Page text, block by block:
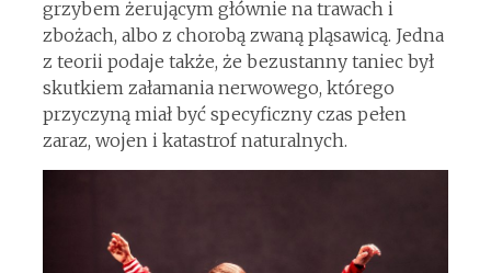
grzybem żerującym głównie na trawach i
zbożach, albo z chorobą zwaną pląsawicą. Jedna
z teorii podaje także, że bezustanny taniec był
skutkiem załamania nerwowego, którego
przyczyną miał być specyficzny czas pełen
zaraz, wojen i katastrof naturalnych.